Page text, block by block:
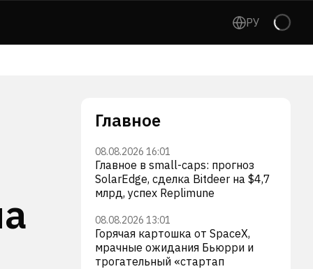
РУ
Главное
08.08.2026 16:01
Главное в small-caps: прогноз
SolarEdge, сделка Bitdeer на $4,7
млрд, успех Replimune
08.08.2026 13:01
Горячая картошка от SpaceX,
мрачные ожидания Бьюрри и
трогательный «стартап